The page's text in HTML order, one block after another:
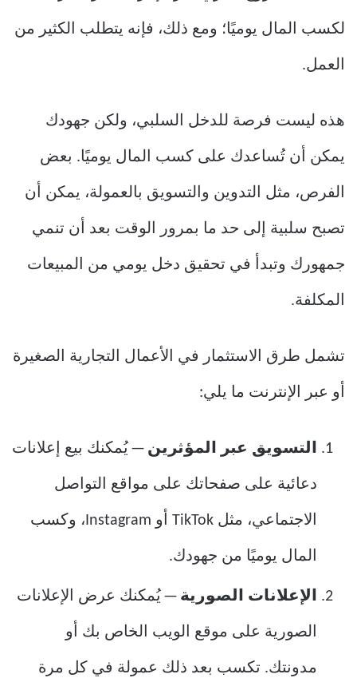
لكسب المال يوميًا؛ ومع ذلك، فإنه يتطلب الكثير من
العمل.
هذه ليست فرصة للدخل السلبي، ولكن جهودك
يمكن أن تُساعدك على كسب المال يوميًا. بعض
الفرص، مثل التدوين والتسويق بالعمولة، يمكن أن
تصبح سلبية إلى حد ما بمرور الوقت بعد أن تنمي
جمهورك وتبدأ في تحقيق دخل يومي من المبيعات
المكلفة.
تشمل طرق الاستثمار في الأعمال التجارية الصغيرة
أو عبر الإنترنت ما يلي:
التسويق عبر المؤثرين — يُمكنك بيع إعلانات
دعائية على صفحاتك على مواقع التواصل
الاجتماعي، مثل TikTok أو Instagram، وكسب
المال يوميًا من جهودك.
الإعلانات الصورية — يُمكنك عرض الإعلانات
الصورية على موقع الويب الخاص بك أو
مدونتك. تكسب بعد ذلك عمولة في كل مرة